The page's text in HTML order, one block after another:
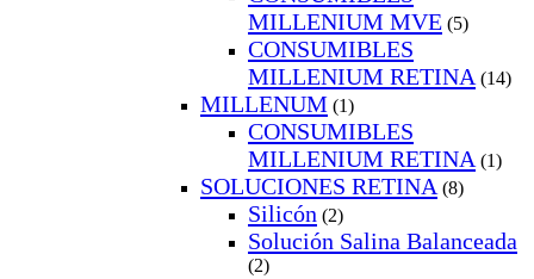
MILLENIUM MVE (5)
CONSUMIBLES
MILLENIUM RETINA (14)
MILLENUM (1)
CONSUMIBLES
MILLENIUM RETINA (1)
SOLUCIONES RETINA (8)
Silicón (2)
Solución Salina Balanceada
(2)